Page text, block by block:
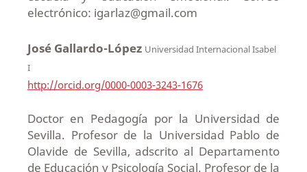
electrónico: igarlaz@gmail.com
José Gallardo-López Universidad Internacional Isabel
I
http://orcid.org/0000-0003-3243-1676
Doctor en Pedagogía por la Universidad de
Sevilla. Profesor de la Universidad Pablo de
Olavide de Sevilla, adscrito al Departamento
de Educación y Psicología Social. Profesor de la